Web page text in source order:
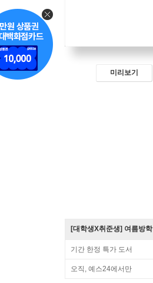
미리보기
[대학생X취준생] 여름방학
기간 한정 특가 도서
오직, 예스24에서만